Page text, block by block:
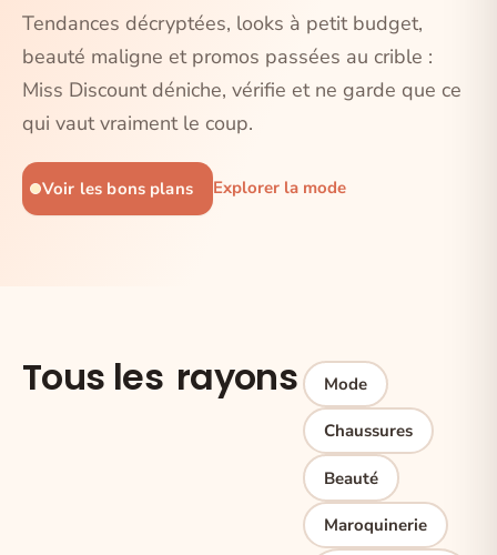
Tendances décryptées, looks à petit budget,
beauté maligne et promos passées au crible :
Miss Discount déniche, vérifie et ne garde que ce
qui vaut vraiment le coup.
Voir les bons plans Explorer la mode
Tous les rayons Mode
Chaussures
Beauté
Maroquinerie